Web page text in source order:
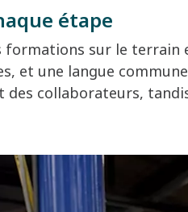
étape
sur le terrain
et une langue
des collaborateurs,